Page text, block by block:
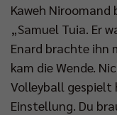
Kaweh
„Samuel Tuia. Er
Enard brachte ihn
kam die Wende.
Volleyball gespielt
Einstellung. Du